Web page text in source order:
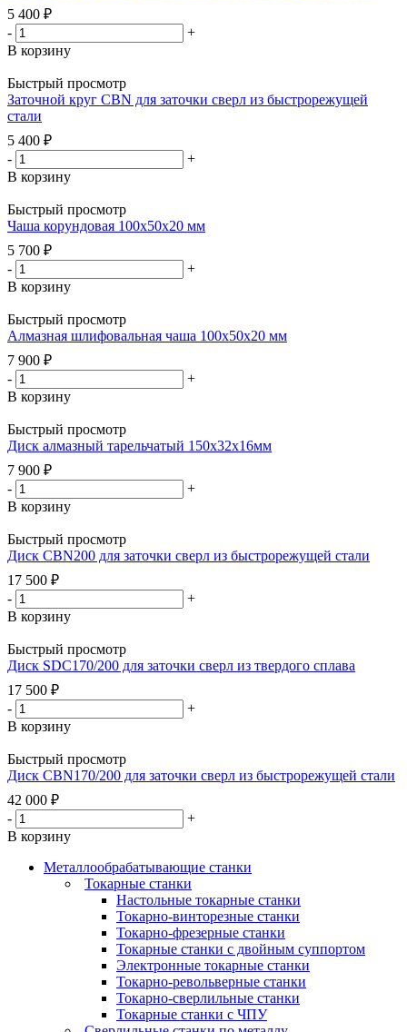
5 400 ₽
-
+
В корзину
Быстрый просмотр
Заточной круг CBN для заточки сверл из быстрорежущей
стали
5 400 ₽
-
+
В корзину
Быстрый просмотр
Чаша корундовая 100х50х20 мм
5 700 ₽
-
+
В корзину
Быстрый просмотр
Алмазная шлифовальная чаша 100х50х20 мм
7 900 ₽
-
+
В корзину
Быстрый просмотр
Диск алмазный тарельчатый 150х32х16мм
7 900 ₽
-
+
В корзину
Быстрый просмотр
Диск CBN200 для заточки сверл из быстрорежущей стали
17 500 ₽
-
+
В корзину
Быстрый просмотр
Диск SDC170/200 для заточки сверл из твердого сплава
17 500 ₽
-
+
В корзину
Быстрый просмотр
Диск CBN170/200 для заточки сверл из быстрорежущей стали
42 000 ₽
-
+
В корзину
Металлообрабатывающие станки
Токарные станки
Настольные токарные станки
Токарно-винторезные станки
Токарно-фрезерные станки
Токарные станки с двойным суппортом
Электронные токарные станки
Токарно-револьверные станки
Токарно-сверлильные станки
Токарные станки с ЧПУ